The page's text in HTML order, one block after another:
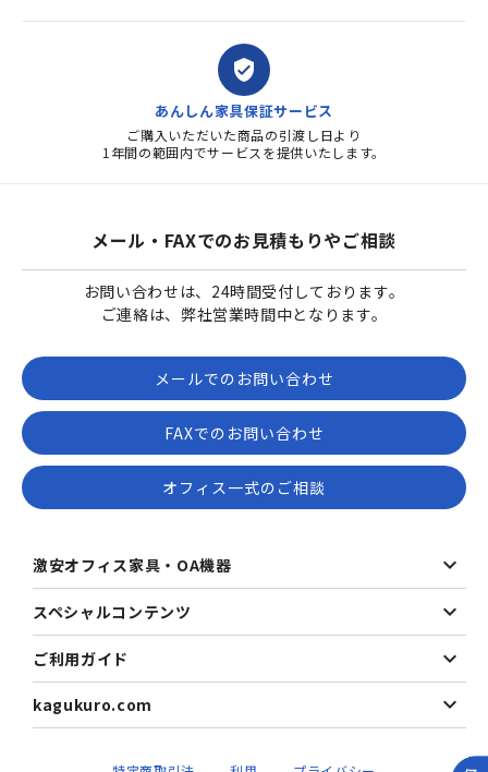
verified_user
あんしん家具保証サービス
ご購入いただいた商品の引渡し日より
1年間の範囲内でサービスを提供いたします。
メール・FAXでのお見積もりやご相談
お問い合わせは、24時間受付しております。
ご連絡は、弊社営業時間中となります。
メールでのお問い合わせ
FAXでのお問い合わせ
オフィス一式のご相談
激安オフィス家具・OA機器
スペシャルコンテンツ
ご利用ガイド
kagukuro.com